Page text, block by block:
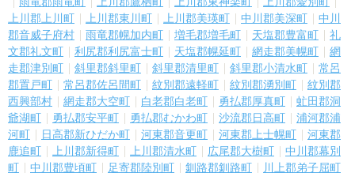
上川郡上川町
上川郡東川町 上川郡美瑛町 中川郡美深町
中川
郡音威子府村
雨竜郡幌加内町 増毛郡増毛町 天塩郡豊富町
礼
文郡礼文町
利尻郡利尻富士町 天塩郡幌延町 網走郡美幌町
網
走郡津別町
斜里郡斜里町 斜里郡清里町 斜里郡小清水町
常呂
郡置戸町
常呂郡佐呂間町 紋別郡遠軽町 紋別郡湧別町
紋別郡
西興部村
網走郡大空町 白老郡白老町 勇払郡厚真町
虻田郡洞
爺湖町
勇払郡安平町 勇払郡むかわ町 沙流郡日高町
浦河郡浦
河町
日高郡新ひだか町 河東郡音更町 河東郡上士幌町
河東郡
鹿追町
上川郡新得町 上川郡清水町 広尾郡大樹町
中川郡幕別
町
中川郡豊頃町 足寄郡陸別町 釧路郡釧路町
川上郡弟子屈町